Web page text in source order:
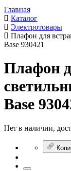
Главная
Каталог
Электротовары
Плафон для
Base 930421
Плафон
Base
Нет в наличии,